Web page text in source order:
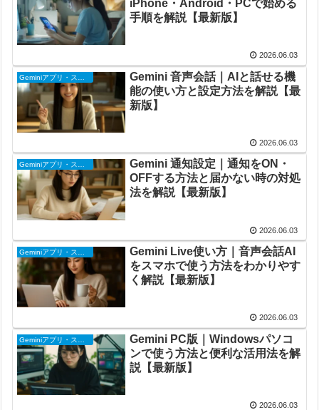
iPhone・Android・PCで始める
手順を解説【最新版】
2026.06.03
Gemini 音声会話｜AIと話せる機
能の使い方と設定方法を解説【最
新版】
2026.06.03
Geminiアプリ・スマホ版
Gemini 通知設定｜通知をON・
OFFする方法と届かない時の対処
法を解説【最新版】
2026.06.03
Gemini Live使い方｜音声会話AI
をスマホで使う方法をわかりやす
く解説【最新版】
2026.06.03
Gemini PC版｜Windowsパソコ
ンで使う方法と便利な活用法を解
説【最新版】
2026.06.03